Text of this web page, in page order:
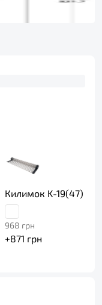
Килимок K-19(47)
968 грн
+871 грн